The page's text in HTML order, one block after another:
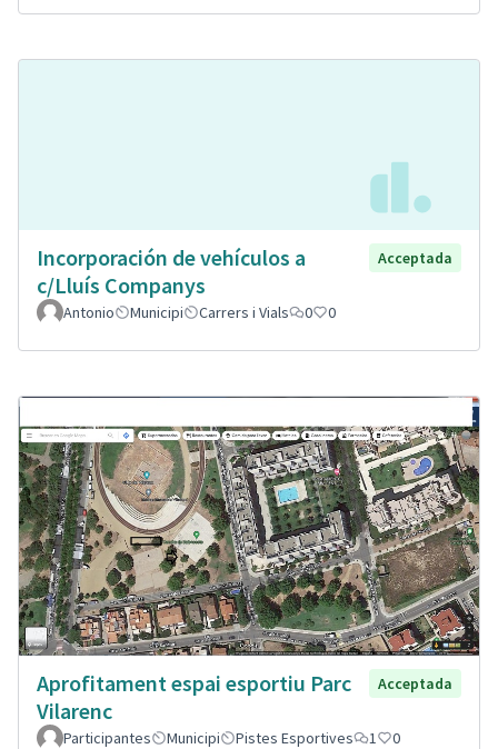
Incorporación de vehículos a
c/Lluís Companys
Acceptada
Antonio Municipi Carrers i Vials 0 0
Aprofitament espai esportiu Parc
Vilarenc
Acceptada
Participantes Municipi Pistes Esportives 1 0